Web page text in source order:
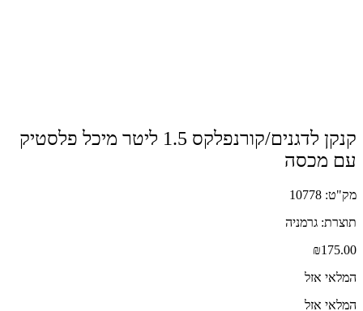
קנקן לדגנים/קורנפלקס 1.5 ליטר מיכל פלסטיק
עם מכסה
מק"ט: 10778
תוצרת: גרמניה
₪175.00
המלאי אזל
המלאי אזל